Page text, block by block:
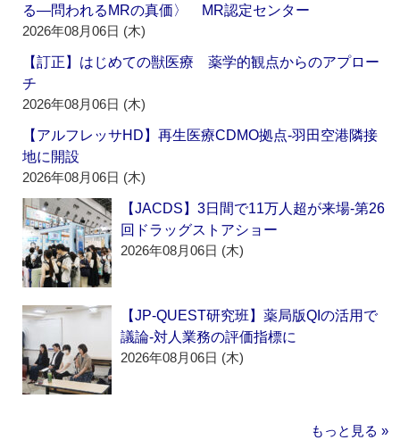
る―問われるMRの真価〉 MR認定センター
2026年08月06日 (木)
【訂正】はじめての獣医療 薬学的観点からのアプロー
チ
2026年08月06日 (木)
【アルフレッサHD】再生医療CDMO拠点‐羽田空港隣接
地に開設
2026年08月06日 (木)
【JACDS】3日間で11万人超が来場‐第26
回ドラッグストアショー
2026年08月06日 (木)
【JP-QUEST研究班】薬局版QIの活用で
議論‐対人業務の評価指標に
2026年08月06日 (木)
もっと見る »